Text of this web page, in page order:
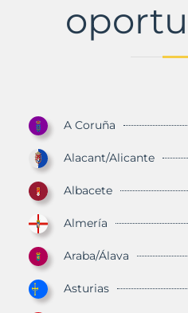
A Coruña
Alacant/Alicante
Albacete
Almería
Araba/Álava
Asturias